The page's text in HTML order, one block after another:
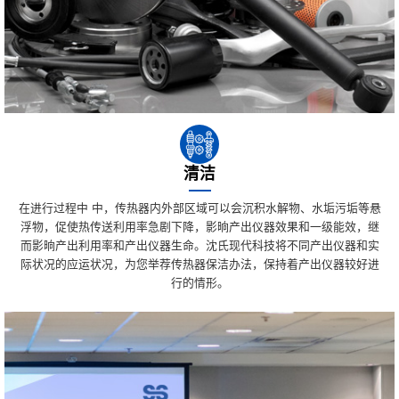
清洁
在进行过程中 中，传热器内外部区域可以会沉积水解物、水垢污垢等悬
浮物，促使热传送利用率急剧下降，影晌产出仪器效果和一级能效，继
而影晌产出利用率和产出仪器生命。沈氏现代科技将不同产出仪器和实
际状况的应运状况，为您举荐传热器保洁办法，保持着产出仪器较好进
行的情形。